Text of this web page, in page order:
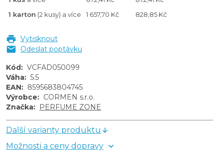
1 karton (2 kusy) a více 1 657,70 Kč 828,85 Kč
Vytisknout
Odeslat poptávku
Kód: VCFAD050099
Váha: 5.5
EAN: 8595683804745
Výrobce: CORMEN s.r.o.
Značka: PERFUME ZONE
Další varianty produktu
Možnosti a ceny dopravy